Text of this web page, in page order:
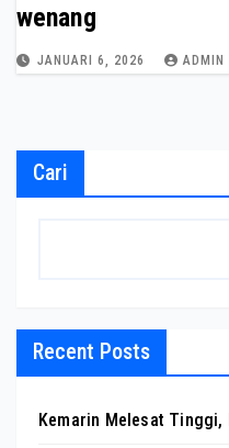
wenang
JANUARI 6, 2026 ADMIN
Cari
Recent Posts
Kemarin Melesat Tinggi,